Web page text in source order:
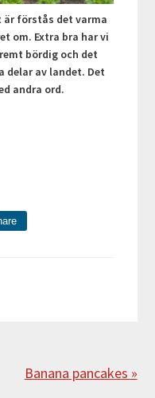
är förstås det varma
om. Extra bra har vi
bördig och det
delar av landet. Det
andra ord.
Nästa
Banana pancakes »